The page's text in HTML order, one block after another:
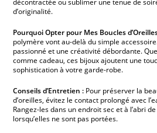
décontractée ou sublimer une tenue de
d’originalité.
Pourquoi Opter pour Mes Boucles
polymère vont au-delà du simple
passionné et une créativité débordante.
comme cadeau, ces bijoux ajoutent une
sophistication à votre garde-robe.
Conseils d’Entretien : Pour préserver la
d’oreilles, évitez le contact prolongé avec
Rangez-les dans un endroit sec et à l’abri
lorsqu’elles ne sont pas portées.